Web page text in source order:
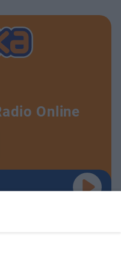
Online